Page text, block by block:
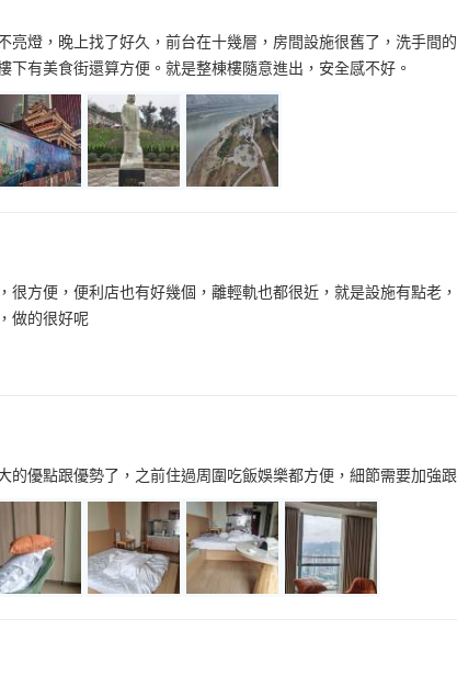
亮燈，晚上找了好久，前台在十幾層，房間設施很舊了，洗手間
有美食街還算方便。就是整棟樓隨意進出，安全感不好。
很方便，便利店也有好幾個，離輕軌也都很近，就是設施有點老
做的很好呢
的優點跟優勢了，之前住過周圍吃飯娛樂都方便，細節需要加強